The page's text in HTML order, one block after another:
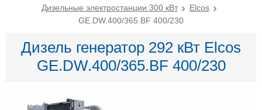
Дизельные электростанции 300 кВт
Elcos
GE.DW.400/365.BF 400/230
Дизель генератор 292 кВт Elcos
GE.DW.400/365.BF 400/230